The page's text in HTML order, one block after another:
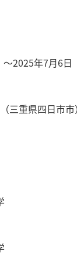
2025年7月6日
三重県四日市市）